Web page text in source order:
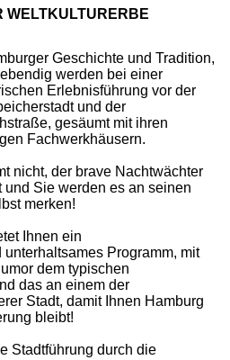
WELTKULTURERBE
Geschichte und Tradition,
werden bei einer
Erlebnisführung vor der
und der
gesäumt mit ihren
Fachwerkhäusern.
nicht, der brave Nachtwächter
Sie werden es an seinen
merken!
Ihnen ein
Programm, mit
dem typischen
das an einem der
Stadt, damit Ihnen Hamburg
bleibt!
Stadtführung durch die